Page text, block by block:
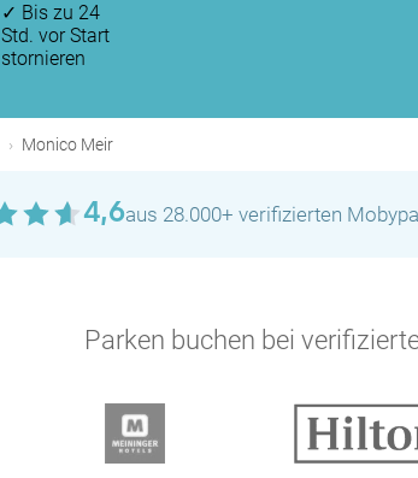
✓ Bis zu 24
Std. vor Start
stornieren
Monico Meir
4,6aus 28.000+ verifizierten
Parken buchen bei